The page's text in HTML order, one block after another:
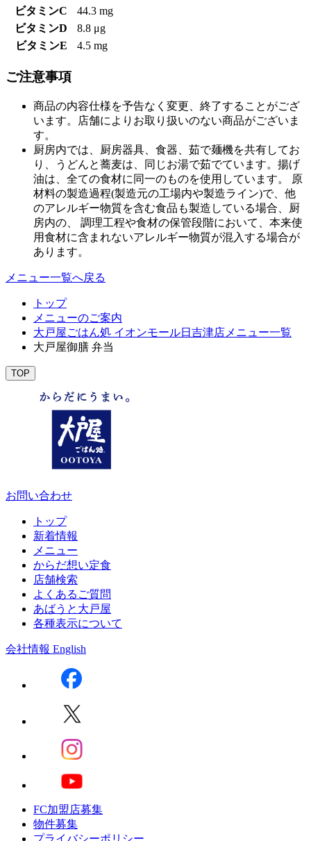
ビタミンC
44.3 mg
ビタミンD
8.8 μg
ビタミンE
4.5 mg
ご注意事項
商品の内容仕様を予告なく変更、終了することがござ
います。店舗によりお取り扱いのない商品がございま
す。
厨房内では、厨房器具、食器、茹で麺機を共有してお
り、うどんと蕎麦は、同じお湯で茹でています。揚げ
油は、全ての食材に同一のものを使用しています。 原
材料の製造過程(製造元の工場内や製造ライン)で、他
のアレルギー物質を含む食品も製造している場合、厨
房内の、 調理工程や食材の保管段階において、本来使
用食材に含まれないアレルギー物質が混入する場合が
あります。
メニュー一覧へ戻る
トップ
メニューのご案内
大戸屋ごはん処 イオンモール日吉津店メニュー一覧
大戸屋御膳 弁当
TOP
お問い合わせ
トップ
新着情報
メニュー
からだ想い定食
店舗検索
よくあるご質問
あばうと大戸屋
各種表示について
会社情報 English
FC加盟店募集
物件募集
プライバシーポリシー